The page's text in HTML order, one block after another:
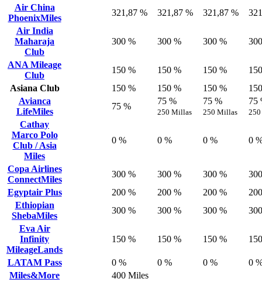
Air China
PhoenixMiles
321,87 % 321,87 % 321,87 %
Air India
Maharaja
Club
300 % 300 % 300 %
ANA Mileage
Club
150 % 150 % 150 %
Asiana Club
150 % 150 % 150 %
Avianca
LifeMiles
75 %
75 %
250 Millas
75 %
250 Millas
75
Cathay
Marco Polo
Club / Asia
Miles
0 % 0 % 0 % 0
Copa Airlines
ConnectMiles
300 % 300 % 300 %
Egyptair Plus
200 % 200 % 200 %
Ethiopian
ShebaMiles
300 % 300 % 300 %
Eva Air
Infinity
MileageLands
150 % 150 % 150 %
LATAM Pass 0 % 0 % 0 %
0
Miles&More
400 Miles